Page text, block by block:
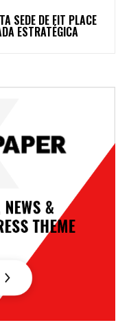
SEDE DE FIT PLACE
ESTRATÉGICA